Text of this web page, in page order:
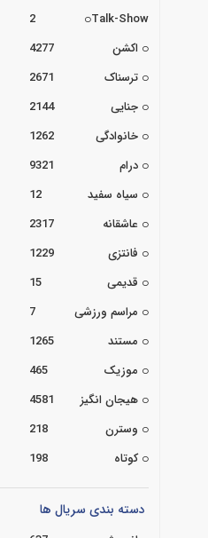
Talk-Show
2
اکشن
4277
ترسناک
2671
جنایی
2144
خانوادگی
1262
درام
9321
سیاه سفید
12
عاشقانه
2317
فانتزی
1229
قدیمی
15
مراسم ورزشی
7
مستند
1265
موزیک
465
هیجان انگیز
4581
وسترن
218
کوتاه
198
دسته بندی سریال ها